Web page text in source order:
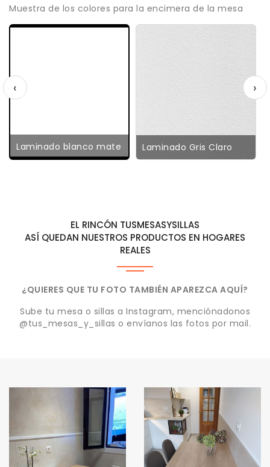
Muestra de los colores para la encimera de la mesa
Laminado blanco mate Laminado Gris Claro
‹ ›
EL RINCÓN TUSMESASYSILLAS
ASÍ QUEDAN NUESTROS PRODUCTOS EN HOGARES
REALES
¿QUIERES QUE TU FOTO TAMBIÉN APAREZCA AQUÍ?
Sube tu mesa o sillas a Instagram, menciónadonos
@tus_mesas_y_sillas o envíanos las fotos por mail.